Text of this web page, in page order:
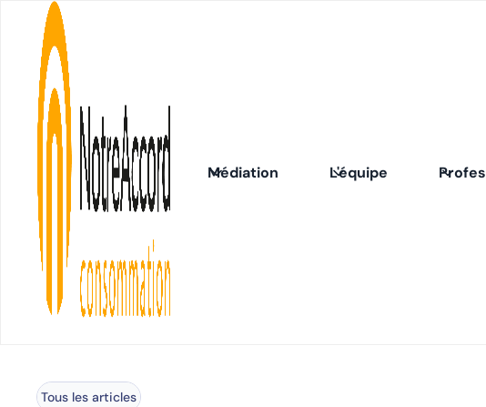
Médiation L'équipe
Tous les articles